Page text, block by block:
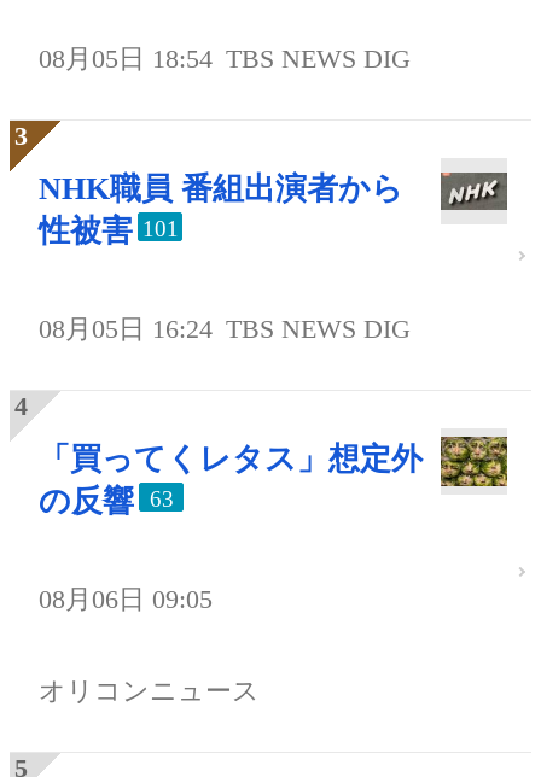
08月05日 18:54 TBS NEWS DIG
NHK職員 番組出演者から
性被害 101
08月05日 16:24 TBS NEWS DIG
「買ってくレタス」想定外
の反響
63
08月06日 09:05
オリコンニュース